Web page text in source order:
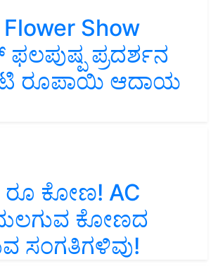
Show
ಪ್ರದರ್ಶನ
ರೂಪಾಯಿ ಆದಾಯ
ಕೋಣ! AC
ಕೋಣದ
ಸಂಗತಿಗಳಿವು!